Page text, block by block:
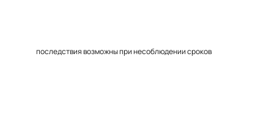
последствия возможны при несоблюдении сроков